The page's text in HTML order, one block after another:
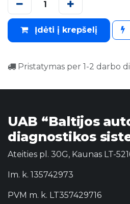
Įdėti į krepšelį
Pristatymas per 1-2 darbo
UAB “Baltijos
diagnostikos
Ateities pl. 30G, Kaunas LT-
Im. k. 135742973
PVM m. k. LT357429716